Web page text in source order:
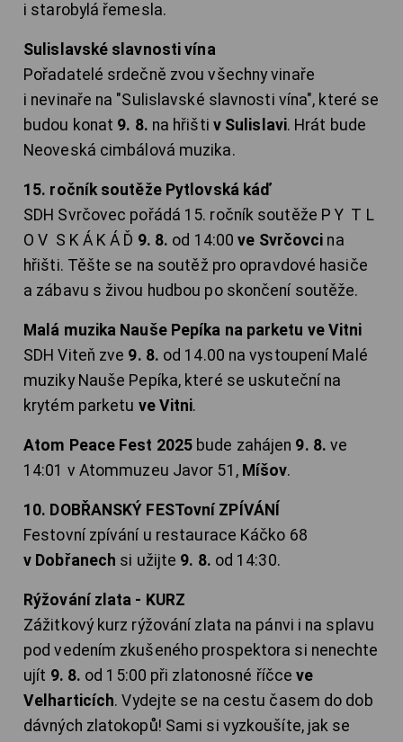
i starobylá řemesla.
Sulislavské slavnosti vína
Pořadatelé srdečně zvou všechny vinaře
i nevinaře na "Sulislavské slavnosti vína", které se
budou konat 9. 8. na hřišti v Sulislavi. Hrát bude
Neoveská cimbálová muzika.
15. ročník soutěže Pytlovská káď
SDH Svrčovec pořádá 15. ročník soutěže P Y T L
O V S K Á K Á Ď 9. 8. od 14:00ve Svrčovci na
hřišti. Těšte se na soutěž pro opravdové hasiče
a zábavu s živou hudbou po skončení soutěže.
Malá muzika Nauše Pepíka na parketu ve Vitni
SDH Viteň zve 9. 8. od 14.00 na vystoupení Malé
muziky Nauše Pepíka, které se uskuteční na
krytém parketu ve Vitni.
Atom Peace Fest 2025 bude zahájen 9. 8. ve
14:01 v Atommuzeu Javor 51, Míšov.
10. DOBŘANSKÝ FESTovní ZPÍVÁNÍ
Festovní zpívání u restaurace Káčko 68
v Dobřanech si užijte 9. 8. od 14:30.
Rýžování zlata - KURZ
Zážitkový kurz rýžování zlata na pánvi i na splavu
pod vedením zkušeného prospektora si nenechte
ujít 9. 8. od 15:00 při zlatonosné říčceve
Velharticích. Vydejte se na cestu časem do dob
dávných zlatokopů! Sami si vyzkoušíte, jak se